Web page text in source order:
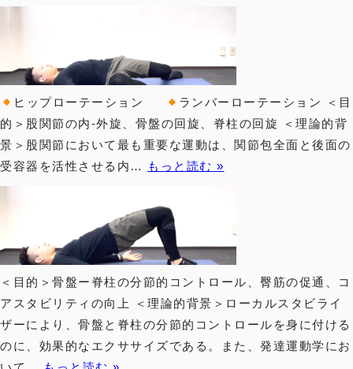
ヒップローテーション
ランバーローテーション ＜目
的＞股関節の内-外旋、骨盤の回旋、脊柱の回旋 ＜理論的背
景＞股関節において最も重要な運動は、関節包全面と後面の
受容器を活性させる内…
もっと読む »
＜目的＞骨盤ー脊柱の分節的コントロール、臀筋の促通、コ
アスタビリティの向上 ＜理論的背景＞ローカルスタビライ
ザーにより、骨盤と脊柱の分節的コントロールを身に付ける
のに、効果的なエクササイズである。また、発達運動学にお